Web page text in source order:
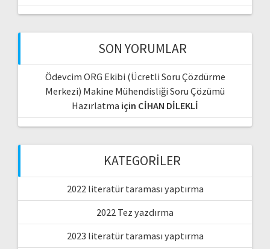
SON YORUMLAR
Ödevcim ORG Ekibi (Ücretli Soru Çözdürme
Merkezi) Makine Mühendisliği Soru Çözümü
Hazırlatma için CİHAN DİLEKLİ
KATEGORILER
2022 literatür taraması yaptırma
2022 Tez yazdırma
2023 literatür taraması yaptırma